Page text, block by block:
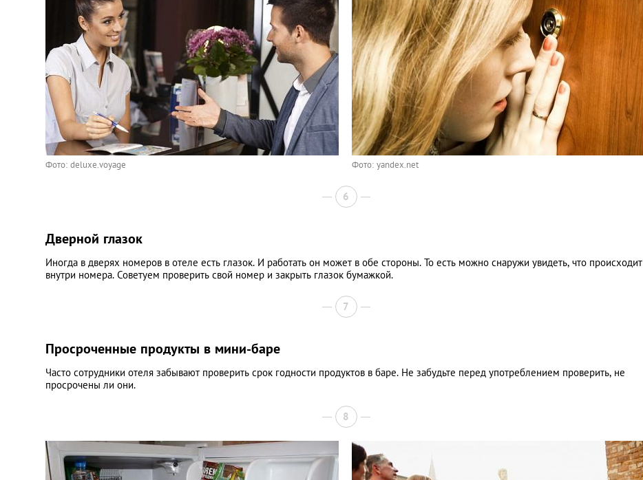
Фото: deluxe.voyage Фото: yandex.net
6
Дверной глазок
Иногда в дверях номеров в отеле есть глазок. И работать он может в обе стороны. То есть можно снаружи увидеть, что происходит
внутри номера. Советуем проверить свой номер и закрыть глазок бумажкой.
7
Просроченные продукты в мини-баре
Часто сотрудники отеля забывают проверить срок годности продуктов в баре. Не забудьте перед употреблением проверить, не
просрочены ли они.
8